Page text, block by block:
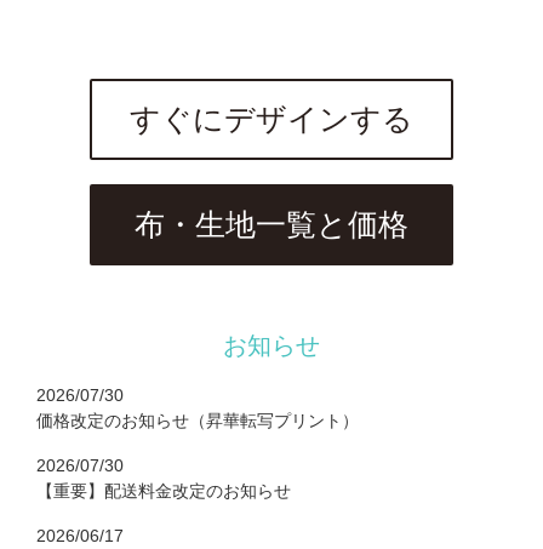
すぐにデザインする
布・生地一覧と価格
お知らせ
2026/07/30
価格改定のお知らせ（昇華転写プリント）
2026/07/30
【重要】配送料金改定のお知らせ
2026/06/17